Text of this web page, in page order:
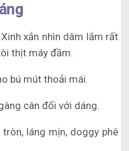
xắn nhìn dâm lắm rất
thịt máy đầm.
bú mút thoải mái.
cân đối với dáng.
láng mịn, doggy phê